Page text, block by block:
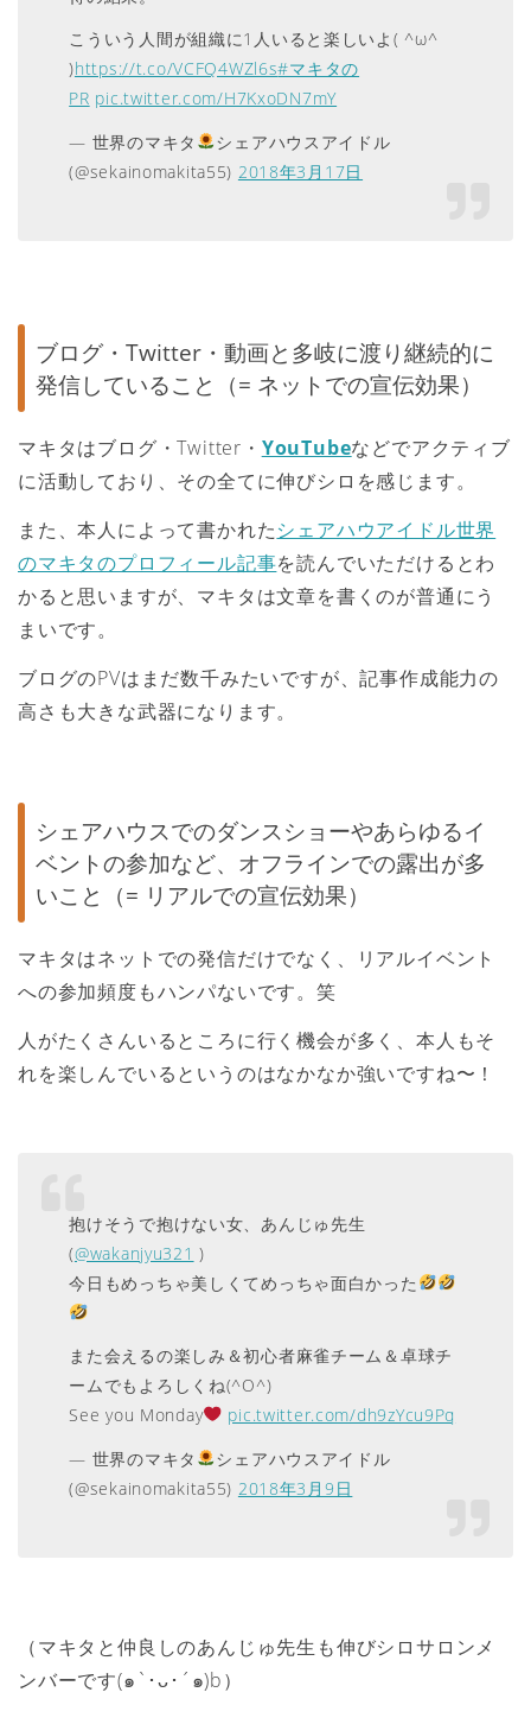
こういう人間が組織に1人いると楽しいよ( ^ω^
)https://t.co/VCFQ4WZl6s#マキタの
PR pic.twitter.com/H7KxoDN7mY
— 世界のマキタ
シェアハウスアイドル
(@sekainomakita55) 2018年3月17日
ブログ・Twitter・動画と多岐に渡り継続的に
発信していること（= ネットでの宣伝効果）
マキタはブログ・Twitter・ YouTubeなどでアクティブ
に活動しており、その全てに伸びシロを感じます。
また、本人によって書かれたシェアハウアイドル世界
のマキタのプロフィール記事を読んでいただけるとわ
かると思いますが、マキタは文章を書くのが普通にう
まいです。
ブログのPVはまだ数千みたいですが、記事作成能力の
高さも大きな武器になります。
シェアハウスでのダンスショーやあらゆるイ
ベントの参加など、オフラインでの露出が多
いこと（= リアルでの宣伝効果）
マキタはネットでの発信だけでなく、リアルイベント
への参加頻度もハンパないです。笑
人がたくさんいるところに行く機会が多く、本人もそ
れを楽しんでいるというのはなかなか強いですね〜！
抱けそうで抱けない女、あんじゅ先生
(@wakanjyu321 )
今日もめっちゃ美しくてめっちゃ面白かった
また会えるの楽しみ＆初心者麻雀チーム＆卓球チ
ームでもよろしくね(^O^)
See you Monday
pic.twitter.com/dh9zYcu9Pq
— 世界のマキタ
シェアハウスアイドル
(@sekainomakita55) 2018年3月9日
（マキタと仲良しのあんじゅ先生も伸びシロサロンメ
ンバーです‪(๑`･ᴗ･´๑)‬b）